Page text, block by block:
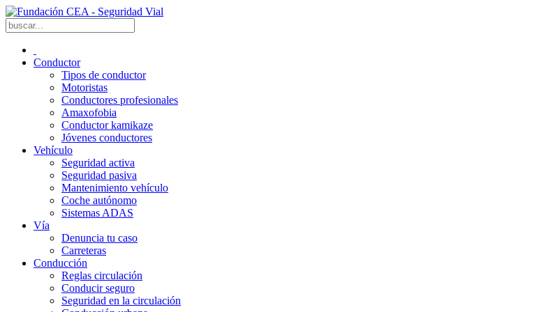
Conductor
Tipos de conductor
Motoristas
Conductores profesionales
Amaxofobia
Conductor kamikaze
Jóvenes conductores
Vehículo
Seguridad activa
Seguridad pasiva
Mantenimiento vehículo
Coche autónomo
Sistemas ADAS
Vía
Denuncia tu caso
Carreteras
Conducción
Reglas circulación
Conducir seguro
Seguridad en la circulación